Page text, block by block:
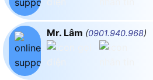
Mr. Lâm (0901.940.968)